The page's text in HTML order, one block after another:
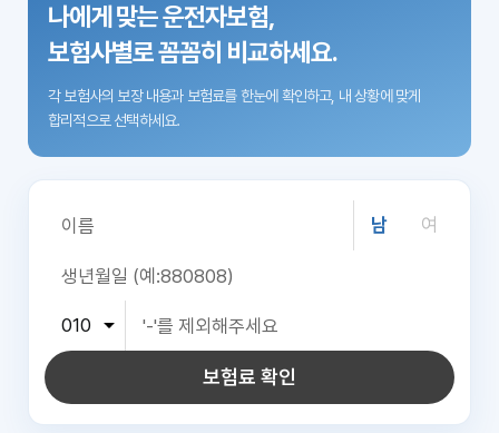
나에게 맞는 운전자보험,
보험사별로 꼼꼼히 비교하세요.
각 보험사의 보장 내용과 보험료를 한눈에 확인하고, 내 상황에 맞게
합리적으로 선택하세요.
남 여
보험료 확인